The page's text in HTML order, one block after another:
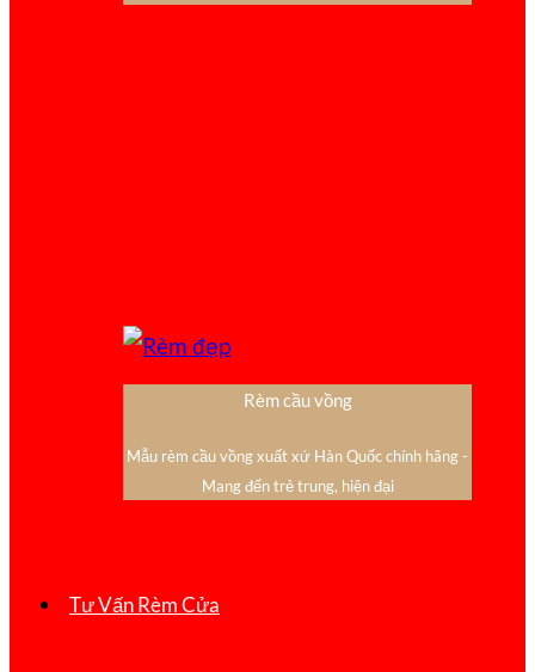
Rèm cầu vồng
Mẫu rèm cầu vồng xuất xứ Hàn Quốc chính hãng -
Mang đến trẻ trung, hiện đại
Tư Vấn Rèm Cửa